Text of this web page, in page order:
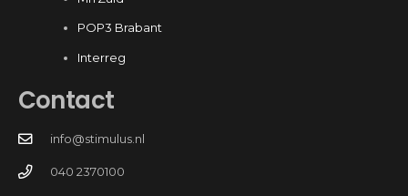
POP3 Brabant
Interreg
Contact
info@stimulus.nl
040 2370100